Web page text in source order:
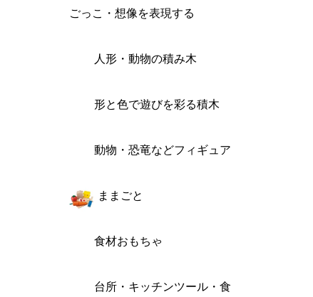
ごっこ・想像を表現する
人形・動物の積み木
形と色で遊びを彩る積木
動物・恐竜などフィギュア
ままごと
食材おもちゃ
台所・キッチンツール・食